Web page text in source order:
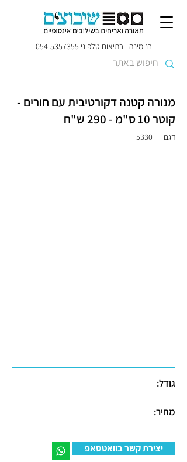
בנימינה - בתיאום טלפוני 054-5357355
מנורה קטנה דקורטיבית עם חורים -
קוטר 10 ס"מ - 290 ש"ח
דגם 5330
גודל:
מחיר:
יצירת קשר בוואטסאפ